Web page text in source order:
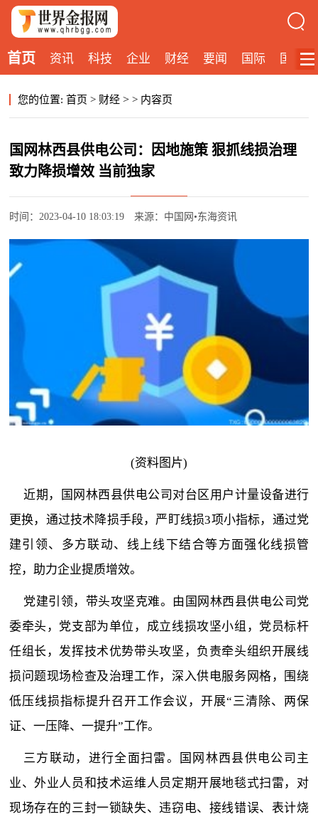
首页 资讯 科技 企业 财经 要闻 国际 国内
您的位置: 首页 > 财经 > > 内容页
国网林西县供电公司：因地施策 狠抓线损治理
致力降损增效 当前独家
时间：2023-04-10 18:03:19 来源：中国网•东海资讯
(资料图片)
近期，国网林西县供电公司对台区用户计量设备进行
更换，通过技术降损手段，严盯线损3项小指标，通过党
建引领、多方联动、线上线下结合等方面强化线损管
控，助力企业提质增效。
党建引领，带头攻坚克难。由国网林西县供电公司党
委牵头，党支部为单位，成立线损攻坚小组，党员标杆
任组长，发挥技术优势带头攻坚，负责牵头组织开展线
损问题现场检查及治理工作，深入供电服务网格，围绕
低压线损指标提升召开工作会议，开展“三清除、两保
证、一压降、一提升”工作。
三方联动，进行全面扫雷。国网林西县供电公司主
业、外业人员和技术运维人员定期开展地毯式扫雷，对
现场存在的三封一锁缺失、违窃电、接线错误、表计烧